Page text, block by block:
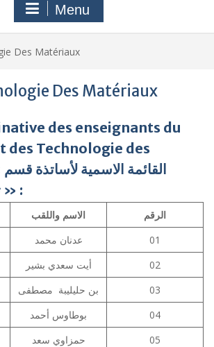
Menu
Des Matériaux
Des Matériaux
des enseignants du
des Technologie des
تكنولوجيا المواد » :
الاسم واللقب
الرقم
عدنان محمد
01
أيت سعدي بشير
02
بن حليليبة مصطفى
03
بوطاوس أحمد
04
حمزاوي سعد
05